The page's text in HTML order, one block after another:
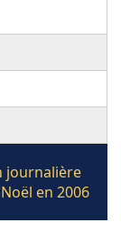
journalière
en 2006